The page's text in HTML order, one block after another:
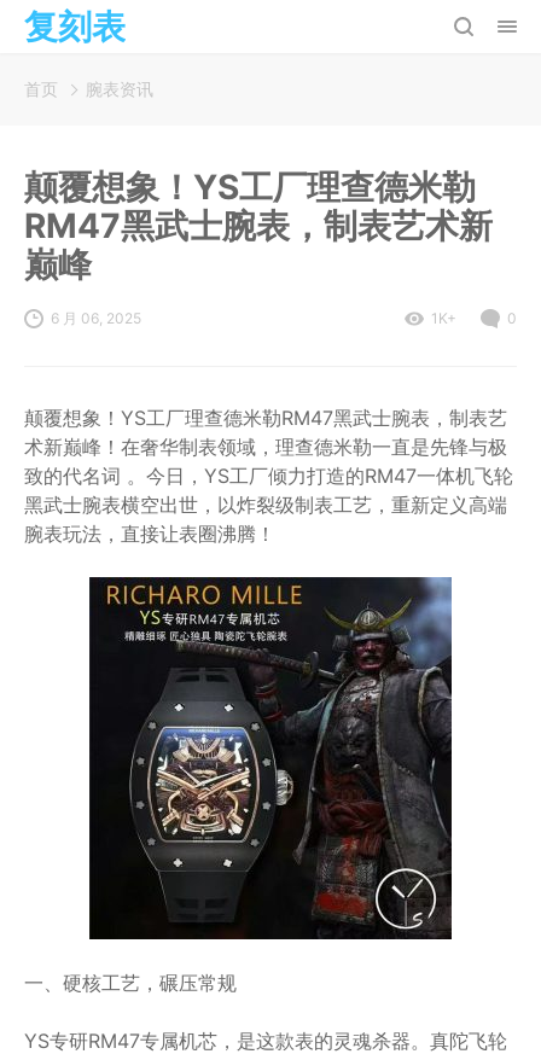
复刻表
首页 腕表资讯
颠覆想象！YS工厂理查德米勒
RM47黑武士腕表，制表艺术新
巅峰
6 月 06, 2025 1K+ 0
颠覆想象！YS工厂理查德米勒RM47黑武士腕表，制表艺
术新巅峰！在奢华制表领域，理查德米勒一直是先锋与极
致的代名词 。今日，YS工厂倾力打造的RM47一体机飞轮
黑武士腕表横空出世，以炸裂级制表工艺，重新定义高端
腕表玩法，直接让表圈沸腾！
一、硬核工艺，碾压常规
YS专研RM47专属机芯，是这款表的灵魂杀器。真陀飞轮